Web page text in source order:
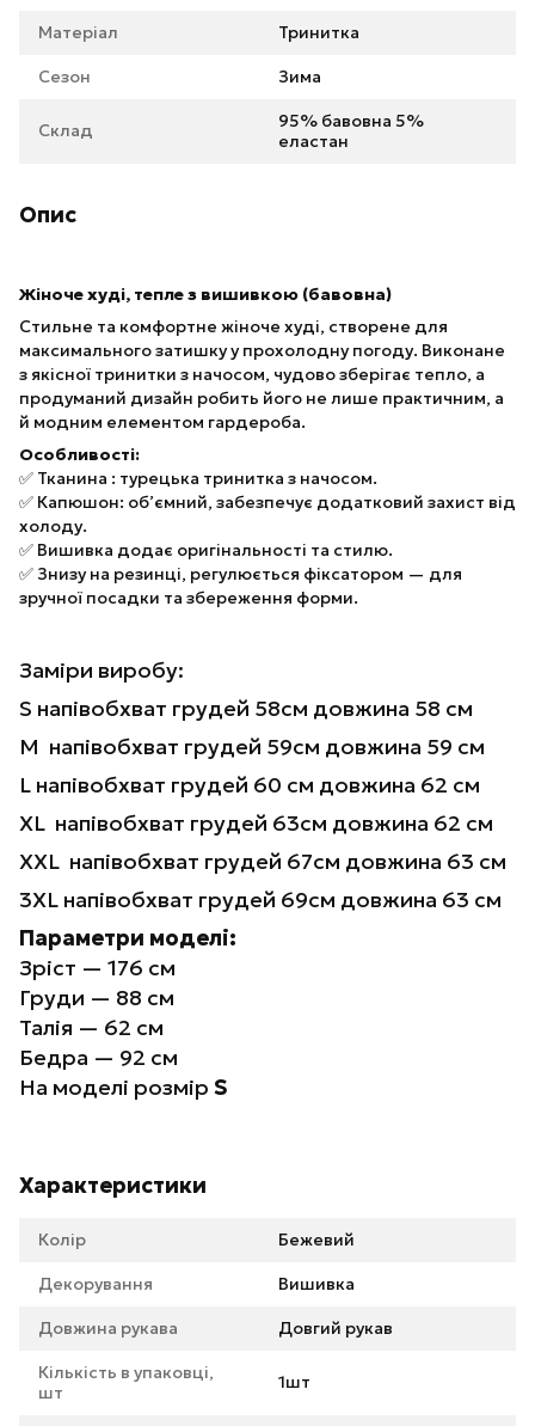
Матеріал Тринитка
Сезон Зима
Склад
95% бавовна 5%
еластан
Опис
Жіноче худі, тепле з вишивкою (бавовна)
Стильне та комфортне жіноче худі, створене для
максимального затишку у прохолодну погоду. Виконане
з якісної тринитки з начосом, чудово зберігає тепло, а
продуманий дизайн робить його не лише практичним, а
й модним елементом гардероба.
Особливості:
✅ Тканина : турецька тринитка з начосом.
✅ Капюшон: об’ємний, забезпечує додатковий захист від
холоду.
✅ Вишивка додає оригінальності та стилю.
✅ Знизу на резинці, регулюється фіксатором — для
зручної посадки та збереження форми.
Заміри виробу:
S напівобхват грудей 58см довжина 58 см
M напівобхват грудей 59см довжина 59 см
L напівобхват грудей 60 см довжина 62 см
XL напівобхват грудей 63cм довжина 62 см
XXL напівобхват грудей 67см довжина 63 см
3XL напівобхват грудей 69см довжина 63 см
Параметри моделі:
Зріст — 176 см
Груди — 88 см
Талія — 62 см
Бедра — 92 см
На моделі розмір S
Характеристики
Колір Бежевий
Декорування Вишивка
Довжина рукава Довгий рукав
Кількість в упаковці,
шт
1шт